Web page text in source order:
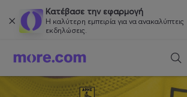
Κατέβασε την εφαρμογή
Η καλύτερη εμπειρία για να ανακαλύπτεις
εκδηλώσεις.